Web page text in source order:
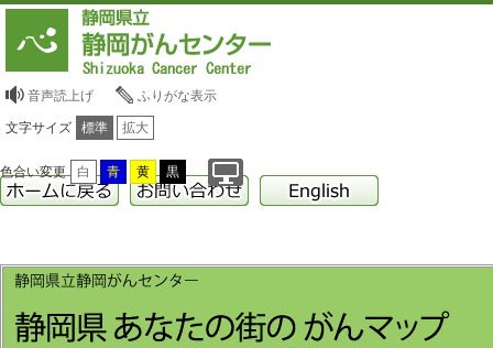
音声読上げ ふりがな表示
文字サイズ 標準 拡大
色合い変更 白 青 黄 黒